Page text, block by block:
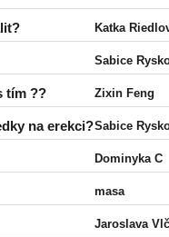
Katka
Sabice
tím ?? Zixin Feng
na erekci?Sabice
Dominyka C
masa
Jaroslava